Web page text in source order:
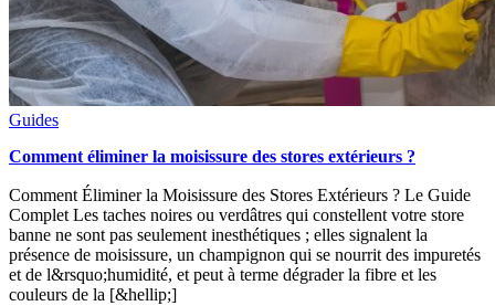
Guides
Comment éliminer la moisissure des stores extérieurs ?
Comment Éliminer la Moisissure des Stores Extérieurs ? Le Guide
Complet Les taches noires ou verdâtres qui constellent votre store
banne ne sont pas seulement inesthétiques ; elles signalent la
présence de moisissure, un champignon qui se nourrit des impuretés
et de l&rsquo;humidité, et peut à terme dégrader la fibre et les
couleurs de la [&hellip;]